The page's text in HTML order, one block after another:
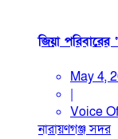
জিয়া পরিবারের
May 4,
|
Voice
নারায়ণগঞ্জ সদর